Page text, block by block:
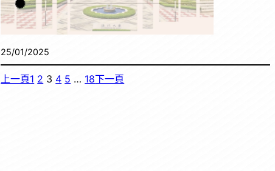
25/01/2025
上一頁1 2 3 4 5 … 18下一頁